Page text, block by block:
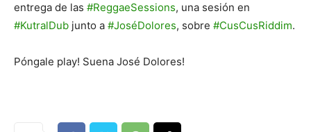
entrega de las #ReggaeSessions, una sesión en
#KutralDub junto a #JoséDolores, sobre #CusCusRiddim.
Póngale play! Suena José Dolores!